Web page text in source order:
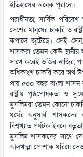
ইতিহাসের অনেক পুরানো।
পরাধীনতা, সার্বিক
দেশের মানুষের চাকরি ও
কপালে জুটেছে। সেই
শাসকরা তেমন কেউ স্থানীয়
সাথে করেই উজির-নাজির,
অধিকাংশ চাকরি করে অর্থ
প্রায় ৫০০ বছর বাংলা
রাষ্ট্রীয় পৃষ্ঠপোষকতা ও
মুসলিমরা তেমন কোনো
ধর্মের অনুসারী
বিশ্বখ্যাত পর্যটক ইবনে
মুসলিম শাসকদের সাথে
আলখাল্লা পোশাক ধরিয়ে